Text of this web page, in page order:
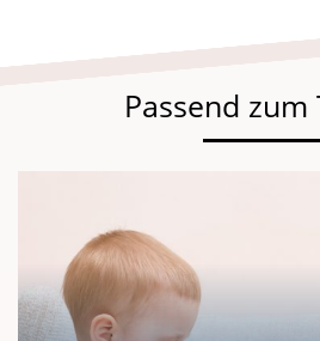
Passend zum